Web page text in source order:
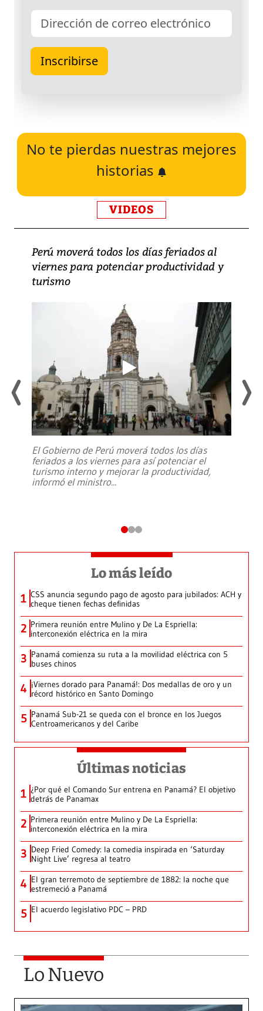
No te pierdas nuestras mejores
historias
VIDEOS
Perú moverá todos los días feriados al
viernes para potenciar productividad y
turismo
El Gobierno de Perú moverá todos los días
feriados a los viernes para así potenciar el
turismo interno y mejorar la productividad,
informó el ministro...
Lo más leído
1 CSS anuncia segundo pago de agosto para jubilados: ACH y
cheque tienen fechas definidas
2 Primera reunión entre Mulino y De La Espriella:
interconexión eléctrica en la mira
3 Panamá comienza su ruta a la movilidad eléctrica con 5
buses chinos
4 ¡Viernes dorado para Panamá!: Dos medallas de oro y un
récord histórico en Santo Domingo
5 Panamá Sub-21 se queda con el bronce en los Juegos
Centroamericanos y del Caribe
Últimas noticias
1 ¿Por qué el Comando Sur entrena en Panamá? El objetivo
detrás de Panamax
2 Primera reunión entre Mulino y De La Espriella:
interconexión eléctrica en la mira
3 Deep Fried Comedy: la comedia inspirada en ‘Saturday
Night Live’ regresa al teatro
4 El gran terremoto de septiembre de 1882: la noche que
estremeció a Panamá
5 El acuerdo legislativo PDC – PRD
Lo Nuevo